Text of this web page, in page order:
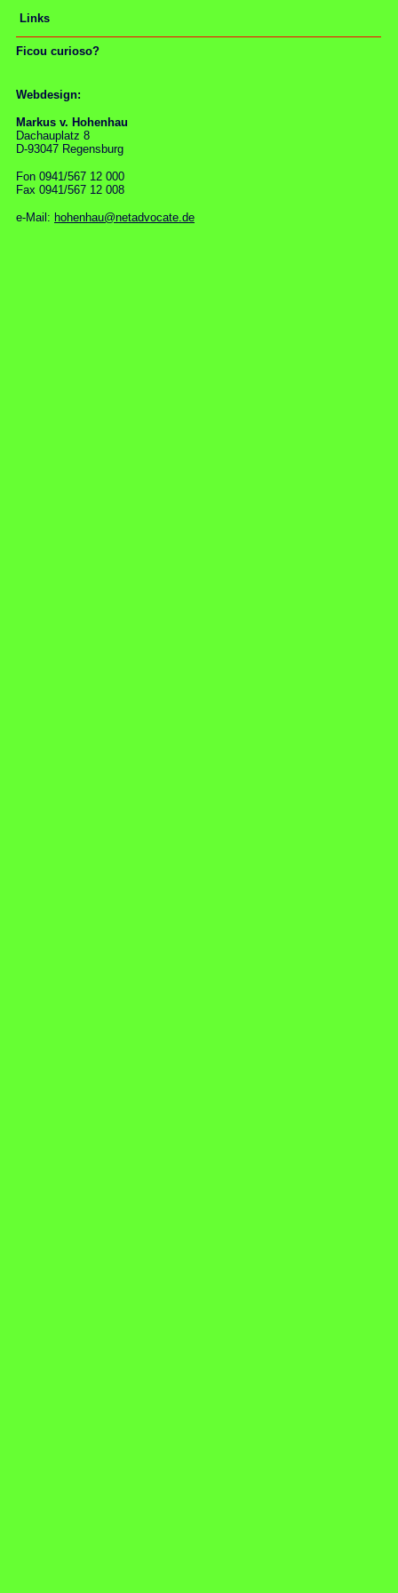
Links
Ficou curioso?
Webdesign:
Markus v. Hohenhau
Dachauplatz 8
D-93047 Regensburg
Fon 0941/567 12 000
Fax 0941/567 12 008
e-Mail: hohenhau@netadvocate.de